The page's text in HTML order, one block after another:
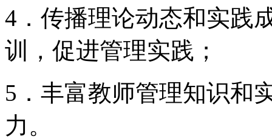
4．传播理论动态和实践
训，促进管理实践；
5．丰富教师管理知识和
力。